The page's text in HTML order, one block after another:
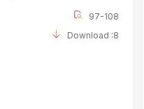
97-108
Download :8